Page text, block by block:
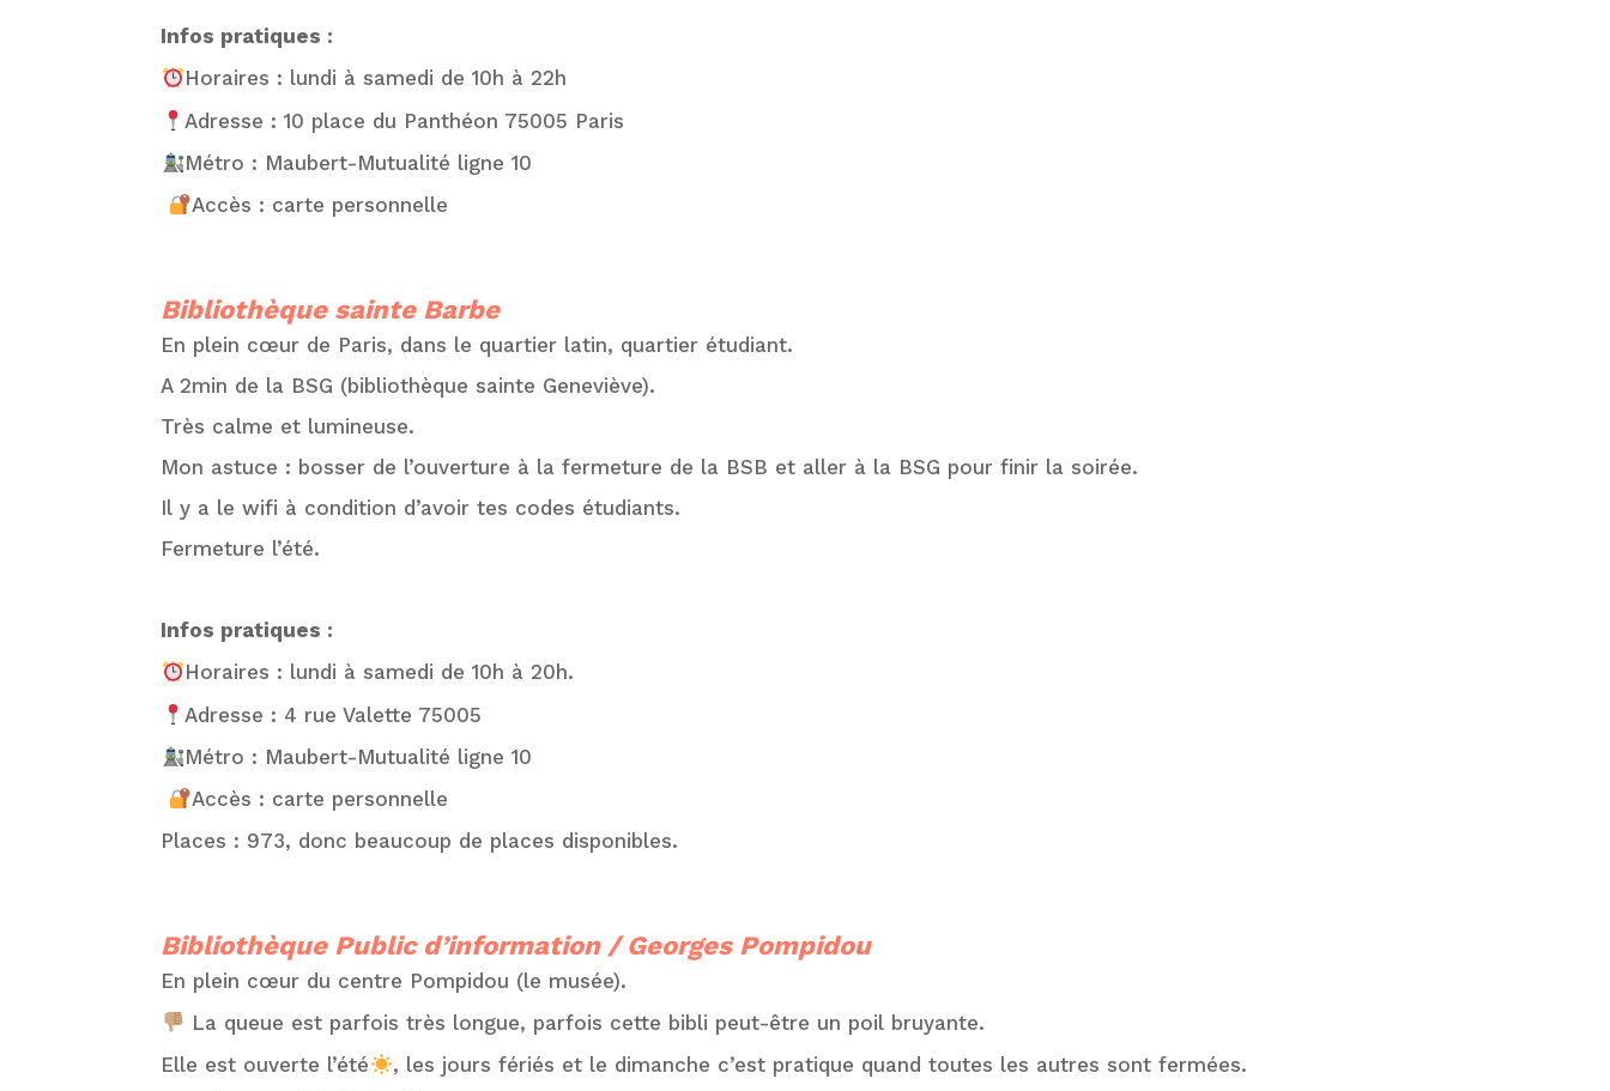
Infos pratiques :
Horaires : lundi à samedi de 10h à 22h
Adresse : 10 place du Panthéon 75005 Paris
Métro : Maubert-Mutualité ligne 10
Accès : carte personnelle
Bibliothèque sainte Barbe
En plein cœur de Paris, dans le quartier latin, quartier étudiant.
A 2min de la BSG (bibliothèque sainte Geneviève).
Très calme et lumineuse.
Mon astuce : bosser de l’ouverture à la fermeture de la BSB et aller à la BSG pour finir la soirée.
Il y a le wifi à condition d’avoir tes codes étudiants.
Fermeture l’été.
Infos pratiques :
Horaires : lundi à samedi de 10h à 20h.
Adresse : 4 rue Valette 75005
Métro : Maubert-Mutualité ligne 10
Accès : carte personnelle
Places : 973, donc beaucoup de places disponibles.
Bibliothèque Public d’information / Georges Pompidou
En plein cœur du centre Pompidou (le musée).
La queue est parfois très longue, parfois cette bibli peut-être un poil bruyante.
Elle est ouverte l’été
, les jours fériés et le dimanche c’est pratique quand toutes les autres sont fermées.